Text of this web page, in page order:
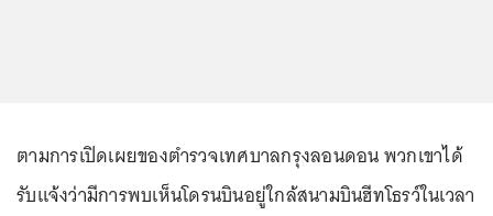
ตามการเปิดเผยของตำรวจเทศบาลกรุงลอนดอน พวกเขาได้
รับแจ้งว่ามีการพบเห็นโดรนบินอยู่ใกล้สนามบินฮีทโธรว์ในเวลา